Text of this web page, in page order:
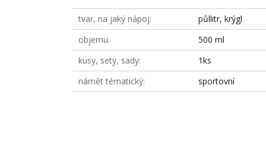
tvar, na jaký nápoj
půllitr, krýgl
objemu
500 ml
kusy, sety, sady
1ks
námět tématický
sportovní